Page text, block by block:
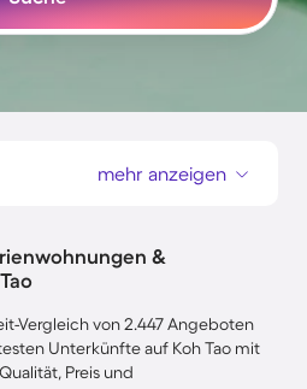
mehr anzeigen
&
Vergleich von 2.447 Angeboten
Unterkünfte auf Koh Tao mit
Preis und